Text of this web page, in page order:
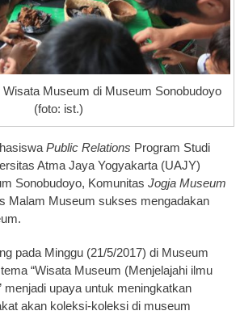
Wisata Museum di Museum Sonobudoyo
(foto: ist.)
Public Relations Program Studi
Atma Jaya Yogyakarta (UAJY)
Sonobudoyo, Komunitas Jogja Museum
Malam Museum sukses mengadakan
pada Minggu (21/5/2017) di Museum
“Wisata Museum (Menjelajahi ilmu
menjadi upaya untuk meningkatkan
akan koleksi-koleksi di museum